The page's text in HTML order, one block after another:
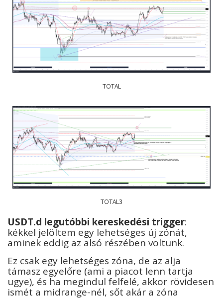
TOTAL
TOTAL3
USDT.d legutóbbi kereskedési trigger:
kékkel jelöltem egy lehetséges új zónát,
aminek eddig az alsó részében voltunk.
Ez csak egy lehetséges zóna, de az alja
támasz egyelőre (ami a piacot lenn tartja
ugye), és ha megindul felfelé, akkor rövidesen
ismét a midrange-nél, sőt akár a zóna